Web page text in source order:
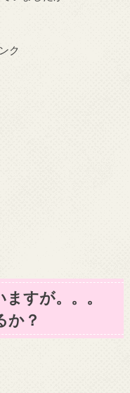
ク
すが。。。
か？